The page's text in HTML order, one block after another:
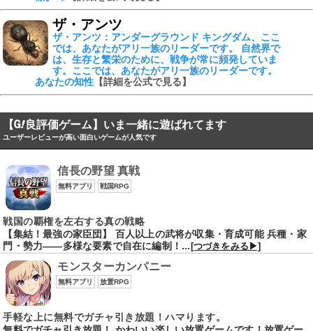
ザ・アンツ
ザ・アンツ：アンダーグラウンド キングダム、ここ
では、あなたがアリ一族のリーダーです。 自然界で
は、生存と繁栄のために、戦争が常に頻発していま
す。ここでは、あなたがアリ一族のリーダーです。
あなたの知性【詳細を公式で見る】
【 良評価ゲーム】いま一緒に遊ばれてます
ユーザーレビューが高い面白いゲームが人気です
信長の野望 真戦
無料アプリ 戦国RPG
戦国の覇権を左右する真の戦略
【集結！最強の家臣団】 百人以上の武将が収集・育成可能 兵種・家
門・勢力――多様な要素で自在に編制！... [つづきをみる▶]
モンスターカンパニー
無料アプリ 放置RPG
手軽な上に無料でガチャ引き放題！ハマります。